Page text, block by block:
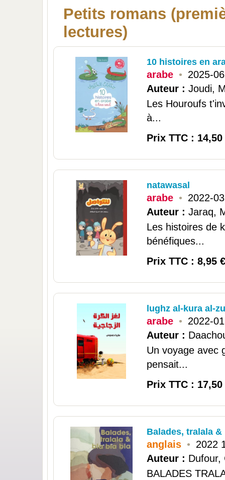
Petits romans
lectures)
10 histoires en
arabe • 2025-06
Auteur : Joudi,
Les Houroufs
à...
Prix TTC : 14,50
natawasal
arabe • 2022-03
Auteur : Jaraq,
Les histoires de
bénéfiques...
Prix TTC : 8,95 €
lughz al-kura al-
arabe • 2022-01
Auteur :
Un voyage avec
pensait...
Prix TTC : 17,50
Balades, tralala &
anglais • 2022
Auteur : Dufour,
BALADES